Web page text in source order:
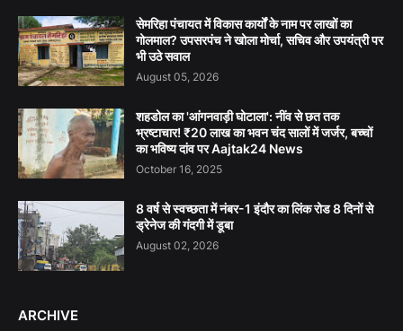
सेमरिहा पंचायत में विकास कार्यों के नाम पर लाखों का
गोलमाल? उपसरपंच ने खोला मोर्चा, सचिव और उपयंत्री पर
भी उठे सवाल
August 05, 2026
शहडोल का 'आंगनवाड़ी घोटाला': नींव से छत तक
भ्रष्टाचार! ₹20 लाख का भवन चंद सालों में जर्जर, बच्चों
का भविष्य दांव पर Aajtak24 News
October 16, 2025
8 वर्ष से स्वच्छता में नंबर-1 इंदौर का लिंक रोड 8 दिनों से
ड्रेनेज की गंदगी में डूबा
August 02, 2026
ARCHIVE